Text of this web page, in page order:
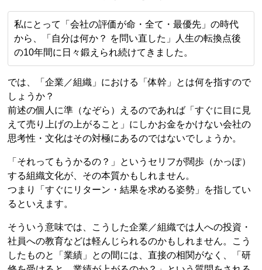
私にとって「会社の評価が命・全て・最優先」の時代
から、「自分は何か？ を問い直した」人生の転換点後
の10年間に日々鍛えられ続けてきました。
では、「企業／組織」における「体幹」とは何を指すので
しょうか？
前述の個人に準（なぞら）えるのであれば「すぐに目に見
えて売り上げの上がること」にしかお金をかけない会社の
思考性・文化はその対極にあるのではないでしょうか。
「それってもうかるの？」というセリフが闊歩（かっぽ）
する組織文化が、その本質かもしれません。
つまり「すぐにリターン・結果を求める姿勢」を指してい
るといえます。
そういう意味では、こうした企業／組織では人への投資・
社員への教育などは軽んじられるのかもしれません。こう
したものと「業績」との間には、直接の相関がなく、「研